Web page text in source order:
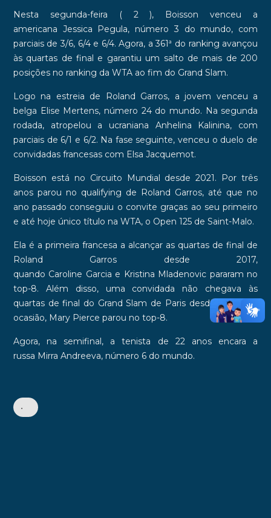
Nesta segunda-feira ( 2 ), Boisson venceu a
americana Jessica Pegula, número 3 do mundo, com
parciais de 3/6, 6/4 e 6/4. Agora, a361ª do ranking avançou
às quartas de final e garantiu um salto de mais de 200
posições no ranking da WTA ao fim do Grand Slam.
Logo na estreia de Roland Garros, a jovem venceu a
belga Elise Mertens, número 24 do mundo. Na segunda
rodada, atropelou a ucraniana Anhelina Kalinina, com
parciais de 6/1 e 6/2. Na fase seguinte, venceu o duelo de
convidadas francesas com Elsa Jacquemot.
Boisson está no Circuito Mundial desde 2021 . Por três
anos parou no qualifying de Roland Garros, até que no
ano passado conseguiu o convite graças ao seu primeiro
e até hoje único título na WTA, o Open 125 de Saint-Malo.
Ela é a primeira francesa a alcançar as quartas de final de
Roland Garros desde2017,
quando Caroline Garcia e Kristina Mladenovic pararam no
top-8. Além disso, uma convidada não chegava às
quartas de final do Grand Slam de Paris desde 2002
. Na
ocasião, Mary Pierce parou no top-8.
Agora, na semifinal, a tenista de 22 anos encara a
russa Mirra Andreeva, número 6 do mundo.
•